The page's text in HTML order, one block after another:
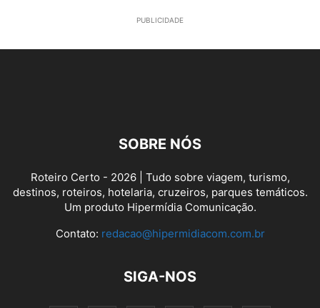
PUBLICIDADE
SOBRE NÓS
Roteiro Certo - 2026 | Tudo sobre viagem, turismo,
destinos, roteiros, hotelaria, cruzeiros, parques temáticos.
Um produto Hipermídia Comunicação.
Contato: redacao@hipermidiacom.com.br
SIGA-NOS